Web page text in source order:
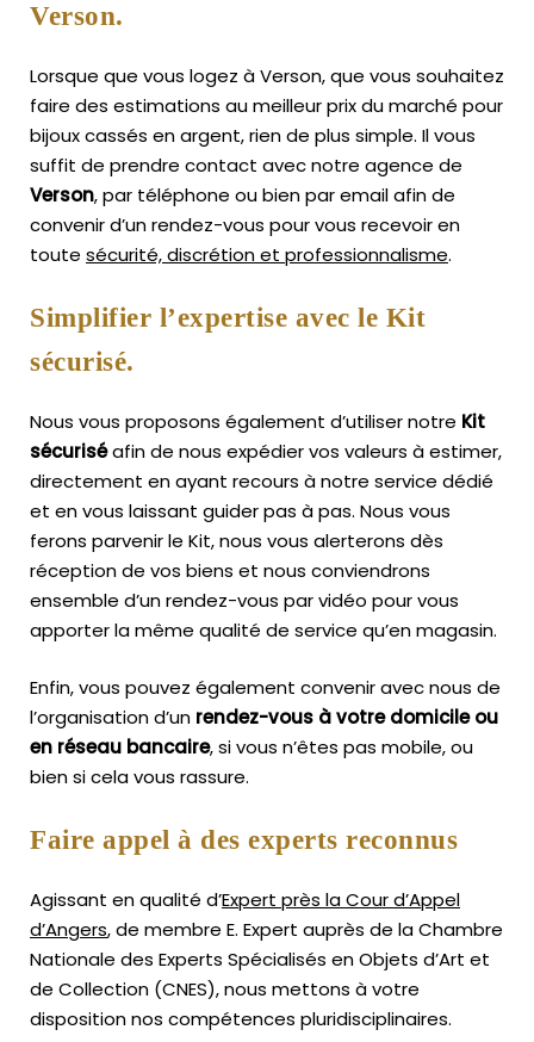
Verson.
Lorsque que vous logez à Verson, que vous souhaitez
faire des estimations au meilleur prix du marché pour
bijoux cassés en argent, rien de plus simple. Il vous
suffit de prendre contact avec notre agence de
Verson, par téléphone ou bien par email afin de
convenir d’un rendez-vous pour vous recevoir en
toute sécurité, discrétion et professionnalisme.
Simplifier l’expertise avec le Kit
sécurisé.
Nous vous proposons également d’utiliser notre Kit
sécuriséafin de nous expédier vos valeurs à estimer,
directement en ayant recours à notre service dédié
et en vous laissant guider pas à pas. Nous vous
ferons parvenir le Kit, nous vous alerterons dès
réception de vos biens et nous conviendrons
ensemble d’un rendez-vous par vidéo pour vous
apporter la même qualité de service qu’en magasin.
Enfin, vous pouvez également convenir avec nous de
l’organisation d’un rendez-vous à votre domicile ou
en réseau bancaire, si vous n’êtes pas mobile, ou
bien si cela vous rassure.
Faire appel à des experts reconnus
Agissant en qualité d’Expert près la Cour d’Appel
d’Angers, de membre E. Expert auprès de laChambre
Nationale des Experts Spécialisés en Objets d’Art et
de Collection (CNES),nous mettons à votre
disposition nos compétences pluridisciplinaires.